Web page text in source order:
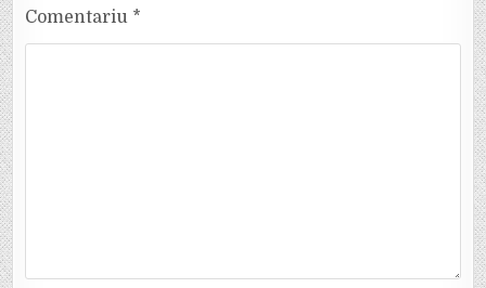
Comentariu *